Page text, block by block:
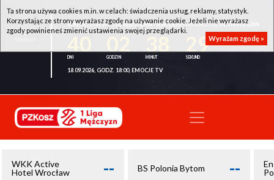
WKK ACTIVE HOTEL WROCŁAW - KSK QEMETICA NOTEĆ INOWROCŁAW
29
18.09.2026, GODZ. 18:00, EMOCJE TV
WKK Active
Hotel Wrocław
-- BS Polonia Bytom --
Ta strona używa cookies m.in. w celach: świadczenia usług, reklamy, statystyk.
Korzystając ze strony wyrażasz zgodę na używanie cookie. Jeżeli nie wyrażasz
zgody powinieneś zmienić ustawienia swojej przeglądarki.
Wyrażam zgodę »